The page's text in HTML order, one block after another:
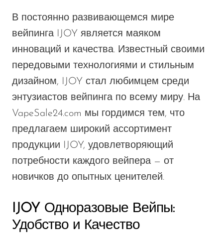
В постоянно развивающемся мире
вейпинга IJOY является маяком
инноваций и качества. Известный своими
передовыми технологиями и стильным
дизайном, IJOY стал любимцем среди
энтузиастов вейпинга по всему миру. На
VapeSale24.com мы гордимся тем, что
предлагаем широкий ассортимент
продукции IJOY, удовлетворяющий
потребности каждого вейпера — от
новичков до опытных ценителей.
IJOY Одноразовые Вейпы:
Удобство и Качество